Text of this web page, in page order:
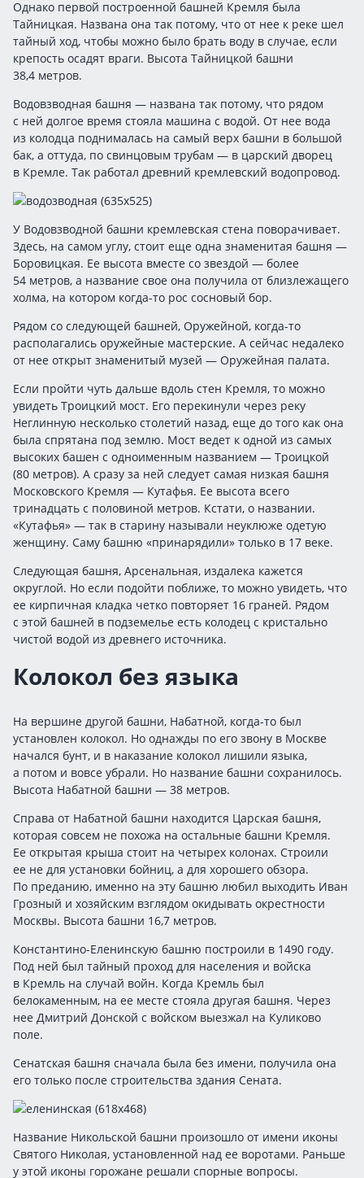
Однако первой построенной башней Кремля была
Тайницкая. Названа она так потому, что от нее к реке шел
тайный ход, чтобы можно было брать воду в случае, если
крепость осадят враги. Высота Тайницкой башни
38,4 метров.
Водовзводная башня — названа так потому, что рядом
с ней долгое время стояла машина с водой. От нее вода
из колодца поднималась на самый верх башни в большой
бак, а оттуда, по свинцовым трубам — в царский дворец
в Кремле. Так работал древний кремлевский водопровод.
У Водовзводной башни кремлевская стена поворачивает.
Здесь, на самом углу, стоит еще одна знаменитая башня —
Боровицкая. Ее высота вместе со звездой — более
54 метров, а название свое она получила от близлежащего
холма, на котором когда-то рос сосновый бор.
Рядом со следующей башней, Оружейной, когда-то
располагались оружейные мастерские. А сейчас недалеко
от нее открыт знаменитый музей — Оружейная палата.
Если пройти чуть дальше вдоль стен Кремля, то можно
увидеть Троицкий мост. Его перекинули через реку
Неглинную несколько столетий назад, еще до того как она
была спрятана под землю. Мост ведет к одной из самых
высоких башен с одноименным названием — Троицкой
(80 метров). А сразу за ней следует самая низкая башня
Московского Кремля — Кутафья. Ее высота всего
тринадцать с половиной метров. Кстати, о названии.
«Кутафья» — так в старину называли неуклюже одетую
женщину. Саму башню «принарядили» только в 17 веке.
Следующая башня, Арсенальная, издалека кажется
округлой. Но если подойти поближе, то можно увидеть, что
ее кирпичная кладка четко повторяет 16 граней. Рядом
с этой башней в подземелье есть колодец с кристально
чистой водой из древнего источника.
Колокол без языка
На вершине другой башни, Набатной, когда-то был
установлен колокол. Но однажды по его звону в Москве
начался бунт, и в наказание колокол лишили языка,
а потом и вовсе убрали. Но название башни сохранилось.
Высота Набатной башни — 38 метров.
Справа от Набатной башни находится Царская башня,
которая совсем не похожа на остальные башни Кремля.
Ее открытая крыша стоит на четырех колонах. Строили
ее не для установки бойниц, а для хорошего обзора.
По преданию, именно на эту башню любил выходить Иван
Грозный и хозяйским взглядом окидывать окрестности
Москвы. Высота башни 16,7 метров.
Константино-Еленинскую башню построили в 1490 году.
Под ней был тайный проход для населения и войска
в Кремль на случай войн. Когда Кремль был
белокаменным, на ее месте стояла другая башня. Через
нее Дмитрий Донской с войском выезжал на Куликово
поле.
Сенатская башня сначала была без имени, получила она
его только после строительства здания Сената.
Название Никольской башни произошло от имени иконы
Святого Николая, установленной над ее воротами. Раньше
у этой иконы горожане решали спорные вопросы.